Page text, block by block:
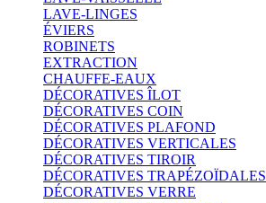
LAVE-LINGES
ÉVIERS
ROBINETS
EXTRACTION
CHAUFFE-EAUX
DÉCORATIVES ÎLOT
DÉCORATIVES COIN
DÉCORATIVES PLAFOND
DÉCORATIVES VERTICALES
DÉCORATIVES TIROIR
DÉCORATIVES TRAPÉZOÏDALES
DÉCORATIVES VERRE